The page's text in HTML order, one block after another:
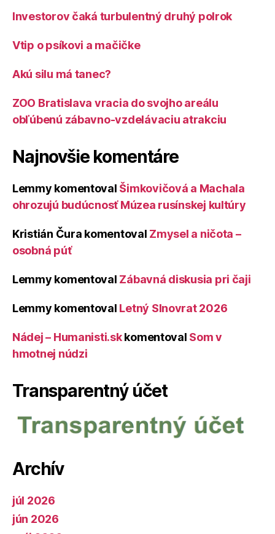
Investorov čaká turbulentný druhý polrok
Vtip o psíkovi a mačičke
Akú silu má tanec?
ZOO Bratislava vracia do svojho areálu
obľúbenú zábavno-vzdelávaciu atrakciu
Najnovšie komentáre
Lemmy komentoval Šimkovičová a Machala
ohrozujú budúcnosť Múzea rusínskej kultúry
Kristián Čura komentoval Zmysel a ničota –
osobná púť
Lemmy komentoval Zábavná diskusia pri čaji
Lemmy komentoval Letný Slnovrat 2026
Nádej – Humanisti.skkomentoval Som v
hmotnej núdzi
Transparentný účet
Archív
júl 2026
jún 2026